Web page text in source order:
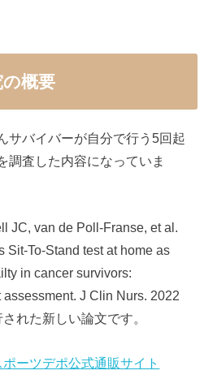
概要
サバイバーが自分で行う5回起
調査した内容になっていま
JC, van de Poll-Franse, et al.
Sit-To-Stand test at home as
in cancer survivors:
J Clin Nurs. 2022
れた新しい論文です。
ーツデポ公式通販サイト